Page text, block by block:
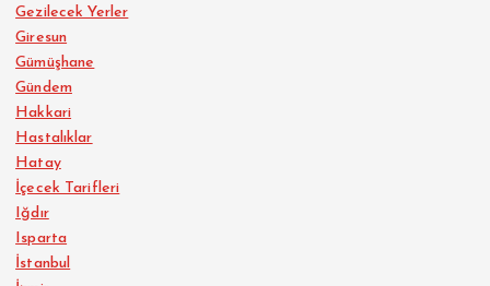
Gezilecek Yerler
Giresun
Gümüşhane
Gündem
Hakkari
Hastalıklar
Hatay
İçecek Tarifleri
Iğdır
Isparta
İstanbul